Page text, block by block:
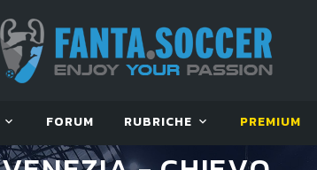
FORUM RUBRICHE PREMIUM